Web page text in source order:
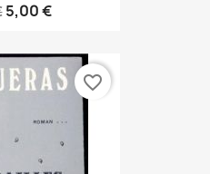
5,00 €
favorite_border